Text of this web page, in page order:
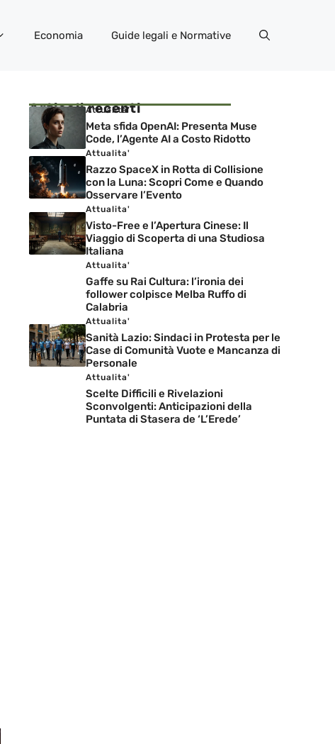
Economia Guide legali e Normative
Articoli recenti
Attualita'
Meta sfida OpenAI: Presenta Muse
Code, l’Agente AI a Costo Ridotto
Attualita'
Razzo SpaceX in Rotta di Collisione
con la Luna: Scopri Come e Quando
Osservare l’Evento
Attualita'
Visto-Free e l’Apertura Cinese: Il
Viaggio di Scoperta di una Studiosa
Italiana
Attualita'
Gaffe su Rai Cultura: l’ironia dei
follower colpisce Melba Ruffo di
Calabria
Attualita'
Sanità Lazio: Sindaci in Protesta per le
Case di Comunità Vuote e Mancanza di
Personale
Attualita'
Scelte Difficili e Rivelazioni
Sconvolgenti: Anticipazioni della
Puntata di Stasera de ‘L’Erede’